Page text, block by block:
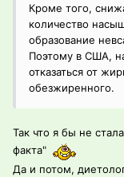
Кроме того,
количество
образование
Поэтому в США,
отказаться от
обезжиренного.
Так что я бы не
факта"
Да и потом,